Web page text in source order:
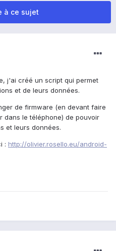
à ce sujet
j'ai créé un script qui permet
et de leurs données.
de firmware (en devant faire
le téléphone) de pouvoir
et leurs données.
: http://olivier.rosello.eu/android-